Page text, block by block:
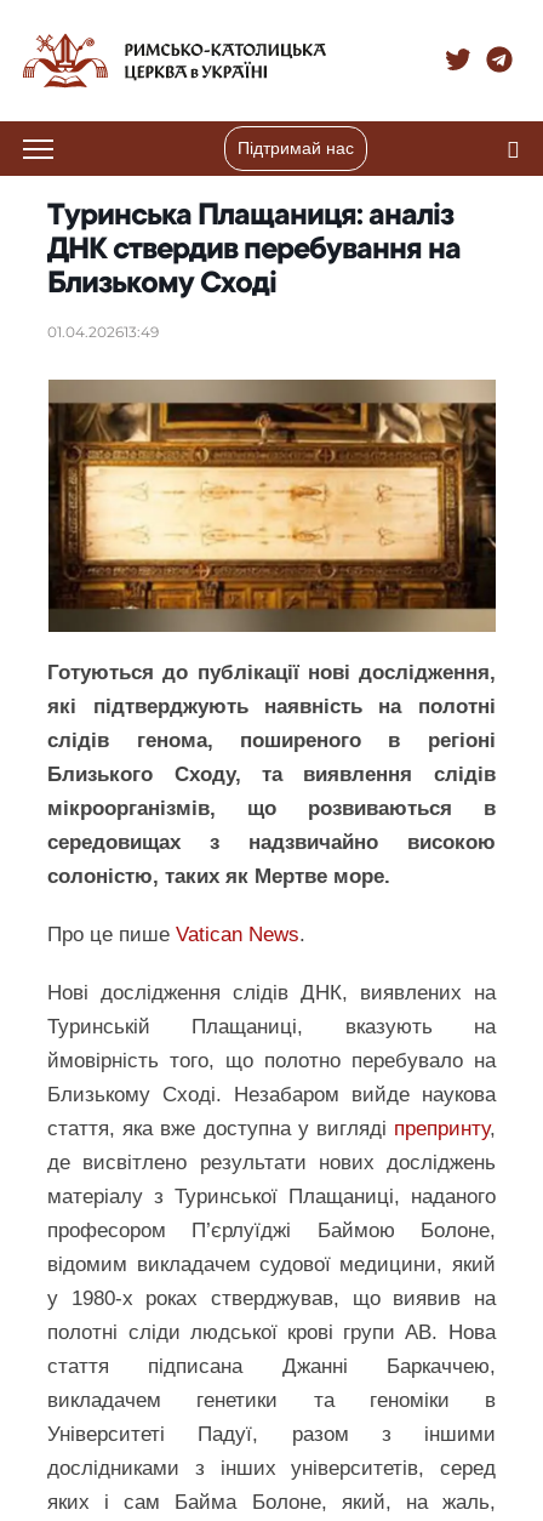
Підтримай нас
Туринська Плащаниця: аналіз
ДНК ствердив перебування на
Близькому Сході
01.04.202613:49
Готуються до публікації нові дослідження,
які підтверджують наявність на полотні
слідів генома, поширеного в регіоні
Близького Сходу, та виявлення слідів
мікроорганізмів, що розвиваються в
середовищах з надзвичайно високою
солоністю, таких як Мертве море.
Про це пишеVatican News.
Нові дослідження слідів ДНК, виявлених на
Туринській Плащаниці, вказують на
ймовірність того, що полотно перебувало на
Близькому Сході. Незабаром вийде наукова
стаття, яка вже доступна у вигляді препринту,
де висвітлено результати нових досліджень
матеріалу з Туринської Плащаниці, наданого
професором П’єрлуїджі Баймою Болоне,
відомим викладачем судової медицини, який
у 1980-х роках стверджував, що виявив на
полотні сліди людської крові групи АВ. Нова
стаття підписана Джанні Баркаччею,
викладачем генетики та геноміки в
Університеті Падуї, разом з іншими
дослідниками з інших університетів, серед
яких і сам Байма Болоне, який, на жаль,